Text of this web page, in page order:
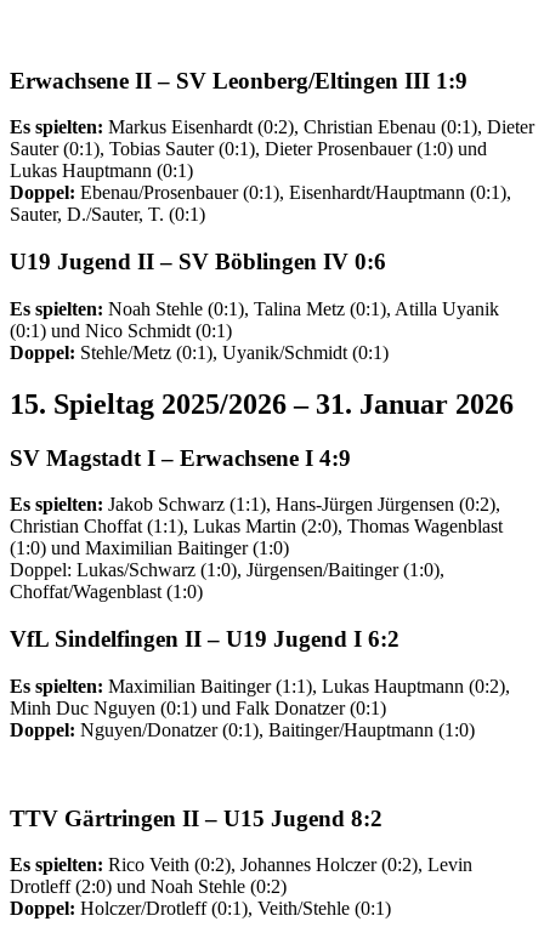
Erwachsene II– SV Leonberg/Eltingen III 1:9
Es spielten: Markus Eisenhardt (0:2), Christian Ebenau (0:1), Dieter
Sauter (0:1), Tobias Sauter (0:1), Dieter Prosenbauer (1:0) und
Lukas Hauptmann (0:1)
Doppel: Ebenau/Prosenbauer (0:1), Eisenhardt/Hauptmann (0:1),
Sauter, D./Sauter, T. (0:1)
U19 Jugend II– SV Böblingen IV 0:6
Es spielten: Noah Stehle (0:1), Talina Metz (0:1), Atilla Uyanik
(0:1) und Nico Schmidt (0:1)
Doppel: Stehle/Metz (0:1), Uyanik/Schmidt (0:1)
15. Spieltag 2025/2026 – 31. Januar 2026
SV Magstadt I – Erwachsene I 4:9
Es spielten: Jakob Schwarz (1:1), Hans-Jürgen Jürgensen (0:2),
Christian Choffat (1:1), Lukas Martin (2:0), Thomas Wagenblast
(1:0) und Maximilian Baitinger (1:0)
Doppel: Lukas/Schwarz (1:0), Jürgensen/Baitinger (1:0),
Choffat/Wagenblast (1:0)
VfL Sindelfingen II – U19 Jugend I 6:2
Es spielten: Maximilian Baitinger (1:1), Lukas Hauptmann (0:2),
Minh Duc Nguyen (0:1) und Falk Donatzer (0:1)
Doppel: Nguyen/Donatzer (0:1), Baitinger/Hauptmann (1:0)
TTV Gärtringen II – U15 Jugend 8:2
Es spielten: Rico Veith (0:2), Johannes Holczer (0:2), Levin
Drotleff (2:0) und Noah Stehle (0:2)
Doppel: Holczer/Drotleff (0:1), Veith/Stehle (0:1)